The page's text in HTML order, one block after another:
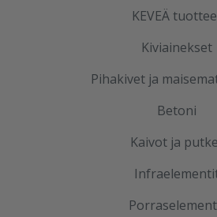
KEVEÄ
Kiviainekset
Pihakivet ja
Betoni
Kaivot ja